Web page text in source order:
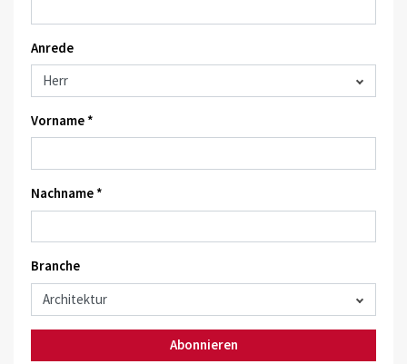
Anrede
Vorname *
Nachname *
Branche
Abonnieren